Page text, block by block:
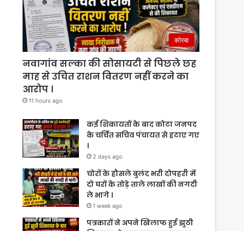
कोरबा
नवागांव सल्का की सोसायटी से पिछले छह
माह से उचित राशन वितरण नहीं करने का
आरोप ।
11 hours ago
कई शिकायतों के बाद कोटा जनपद
के चर्चित सचिव पंचायत से हटाए गए
।
2 days ago
चोरों के हौसले बुलंद भरी दोपहरी में
दो घरों के तोड़े ताले लाखों की नगदी
ले भागे ।
1 week ago
पत्रकारों ने अपने खिलाफ हुई झुठी